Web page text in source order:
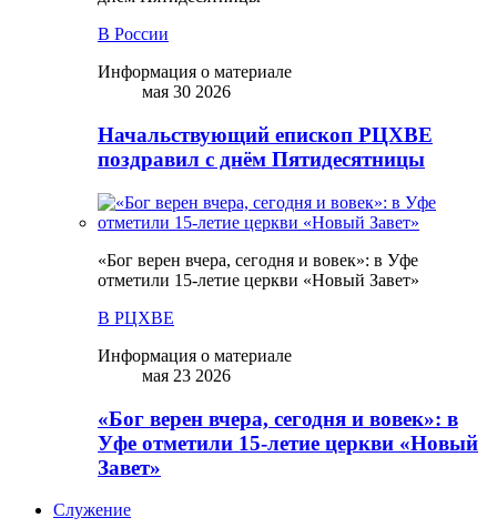
В России
Информация о материале
мая 30 2026
Начальствующий епископ РЦХВЕ
поздравил с днём Пятидесятницы
«Бог верен вчера, сегодня и вовек»: в Уфе
отметили 15-летие церкви «Новый Завет»
В РЦХВЕ
Информация о материале
мая 23 2026
«Бог верен вчера, сегодня и вовек»: в
Уфе отметили 15-летие церкви «Новый
Завет»
Служение